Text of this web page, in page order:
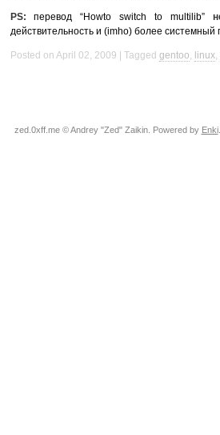
PS: перевод “Howto switch to multilib”
действительность и (imho) более системный
Posted on April 02, 2009 Tagged gentoo, linux,
zed.0xff.me © Andrey "Zed" Zaikin. Powered by Enki.